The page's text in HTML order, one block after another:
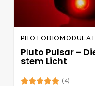
Pluto Pulsar –
stem Licht
(4)